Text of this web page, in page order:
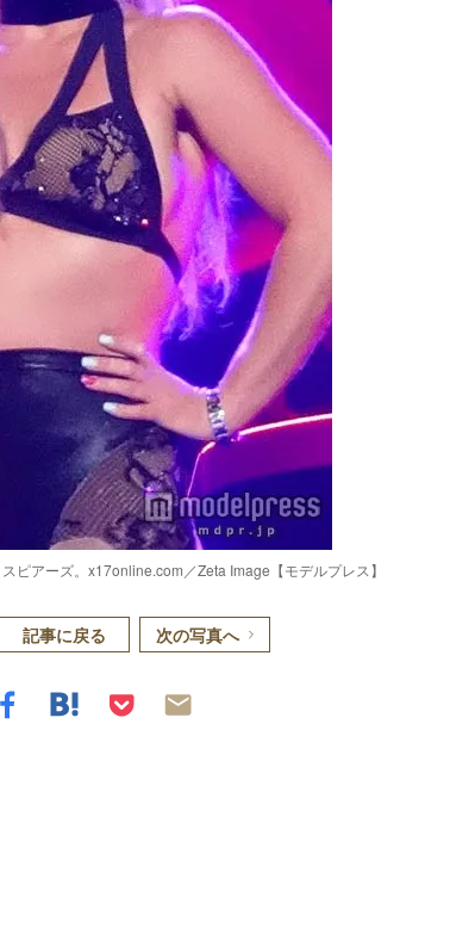
ピアーズ。x17online.com／Zeta Image【モデルプレス】
記事に戻る 次の写真へ